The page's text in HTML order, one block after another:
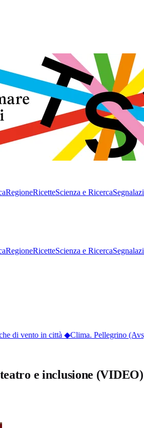
RegioneRicetteScienza e Ricerca
RegioneRicetteScienza e Ricerca
di vento in città◆ Clima. Pellegrino
e inclusione (VIDEO)